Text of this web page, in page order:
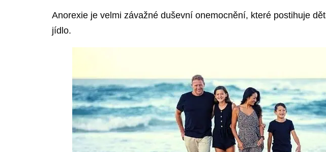
Anorexie je velmi závažné duševní onemocnění, které postihuje
jídlo.